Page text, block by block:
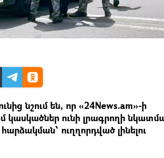
նշում են, որ «24News.am»-ի
կասկածներ ունի լրագրողի
ուղղորդված լինելու